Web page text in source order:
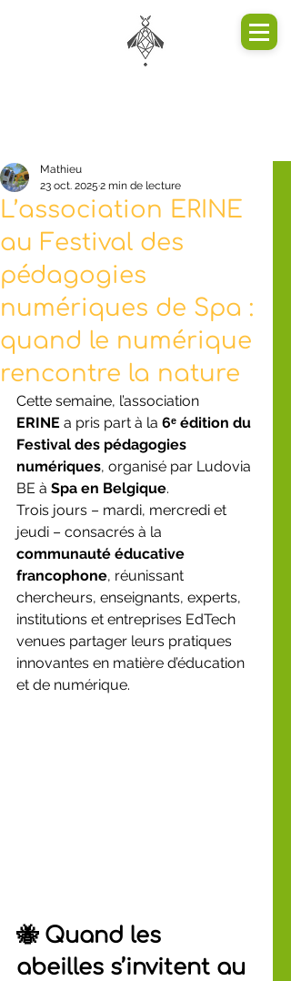
L’association ERINE
au Festival des
pédagogies
numériques de Spa :
quand le numérique
rencontre la nature
Mathieu
23 oct. 2025 2 min de lecture
Cette semaine, l’association
ERINE a pris part à la 6ᵉ édition du
Festival des pédagogies
numériques, organisé par Ludovia
BE à Spa en Belgique.
Trois jours – mardi, mercredi et
jeudi – consacrés à la
communauté éducative
francophone, réunissant
chercheurs, enseignants, experts,
institutions et entreprises EdTech
venues partager leurs pratiques
innovantes en matière d’éducation
et de numérique.
🐝 Quand les
abeilles s’invitent au